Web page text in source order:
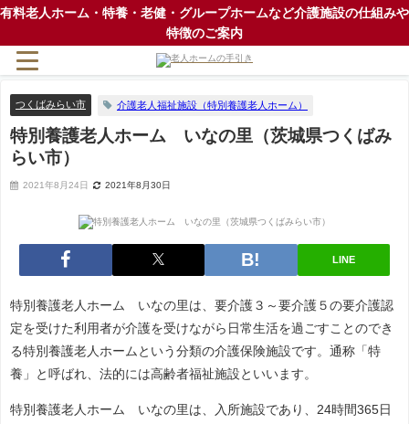
有料老人ホーム・特養・老健・グループホームなど介護施設の仕組みや
特徴のご案内
つくばみらい市 介護老人福祉施設（特別養護老人ホーム）
特別養護老人ホーム いなの里（茨城県つくばみ
らい市）
2021年8月24日 2021年8月30日
LINE
特別養護老人ホーム いなの里は、要介護３～要介護５の要介護認
定を受けた利用者が介護を受けながら日常生活を過ごすことのでき
る特別養護老人ホームという分類の介護保険施設です。通称「特
養」と呼ばれ、法的には高齢者福祉施設といいます。
特別養護老人ホーム いなの里は、入所施設であり、24時間365日